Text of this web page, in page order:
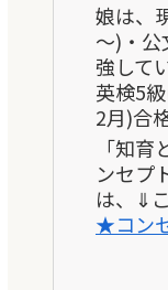
娘は、
～)・
強して
英検5
2月)合
「知
ンセプ
は、⇓
★コン